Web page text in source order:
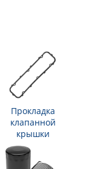
Прокладка
клапанной
крышки